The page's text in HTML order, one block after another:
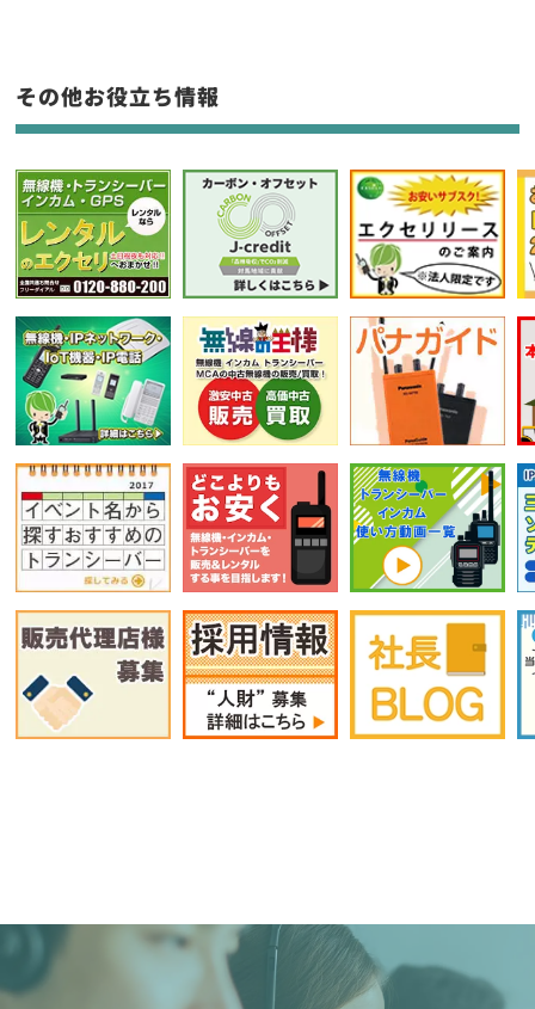
フリーワード入力(製品名等)
選択条件をリセット
その他お役立ち情報